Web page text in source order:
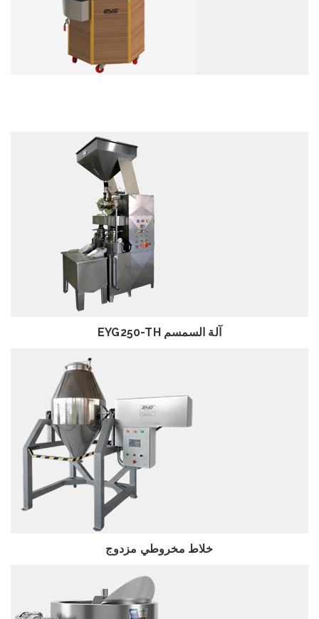
استعراض
استعراض
EYG250-TH آلة السمسم
خلاط مخروطي مزدوج